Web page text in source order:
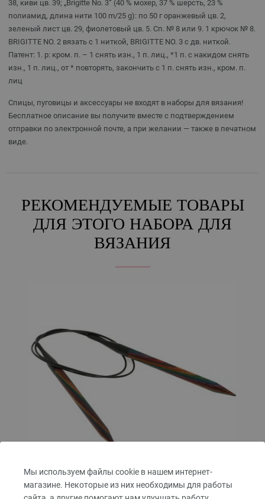
Мы используем файлы cookie в нашем интернет-
магазине. Некоторые из них необходимы для работы
38, киви цв. 39; „Brigitte No. 3“ (40 % мохер, 37 % шерсть, 23 %
полиамид, длина нити 100 m/25 g): по 50 г оранжевый цв. 2,
зеленый лист цв. 29, фиолетовый цв. 5. Сп. № 8 или 9. 1 крючок № 8.
BRIGITTE NO. 2 вязать с 1 ниткой, BRIGITTE NO. 3 с дв. ниткой.
Патент: 1. р: кром. п. – 1 снять изн., 1 п. лиц., *1 п. с накидом снять
изн., 1 п. лиц., от * повторять, закончить с 1 п. снять изн., кром. п.
лиц
Спицы, пуговицы и аксессуары не входят в наборы для вязания!
Бесплатное описание вы получите вместе с подтверждением
отправки по электронной почте, а при желании — также в печатном
виде.
РЕКОМЕНДУЕМЫЕ ТОВАРЫ
ДЛЯ ЭТОГО НАБОРА ДЛЯ
ВЯЗАНИЯ